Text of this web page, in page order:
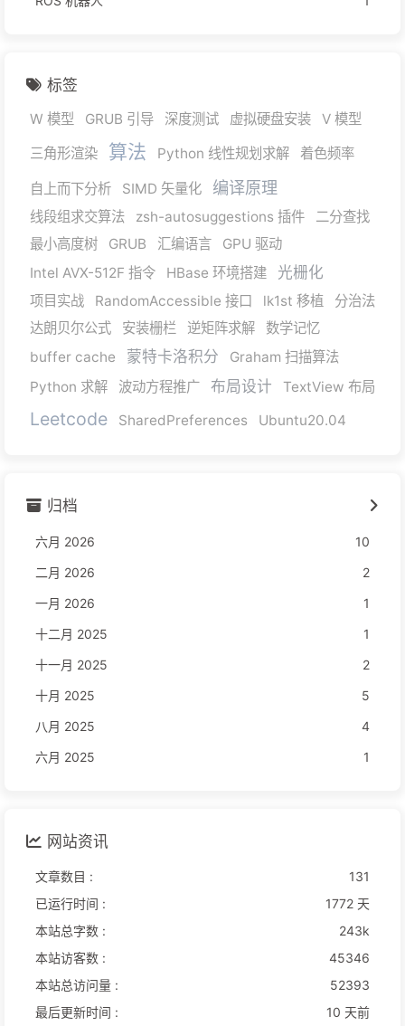
标签
W 模型 GRUB 引导 深度测试 虚拟硬盘安装
V 模型
三角形渲染
算法 Python 线性规划求解 着色频率
自上而下分析 SIMD 矢量化 编译原理
线段组求交算法 zsh-autosuggestions 插件
二分查找
最小高度树
GRUB 汇编语言
GPU 驱动
Intel AVX-512F 指令
HBase 环境搭建 光栅化
项目实战 RandomAccessible 接口 lk1st 移植
分治法
达朗贝尔公式
安装栅栏 逆矩阵求解
数学记忆
buffer cache
蒙特卡洛积分
Graham 扫描算法
Python 求解
波动方程推广 布局设计 TextView 布局
Leetcode SharedPreferences Ubuntu20.04
归档
六月 2026
10
二月 2026
2
一月 2026
1
十二月 2025
1
十一月 2025
2
十月 2025
5
八月 2025
4
六月 2025
1
网站资讯
文章数目 :
131
已运行时间 :
1772 天
本站总字数 :
243k
本站访客数 :
45346
本站总访问量 :
52393
最后更新时间 :
10 天前